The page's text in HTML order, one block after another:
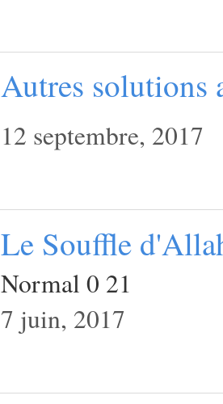
Autres solutions
12 septembre, 2017
Le Souffle
Normal 0 21
7 juin, 2017